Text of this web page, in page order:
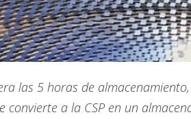
las 5 horas de
convierte a la CSP en un